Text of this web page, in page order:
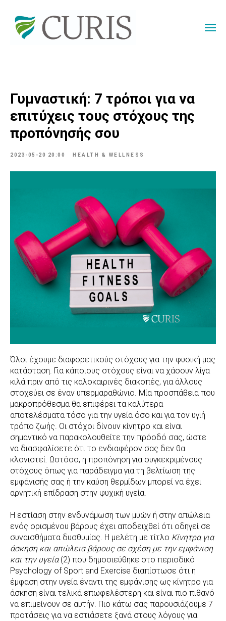
Γυμναστική: 7 τρόποι για να
επιτύχεις τους στόχους της
προπόνησής σου
2023-05-20 20:00 HEALTH & WELLNESS
Όλοι έχουμε διαφορετικούς στόχους για την φυσική μας
κατάσταση. Για κάποιους στόχους είναι να χάσουν λίγα
κιλά πριν από τις καλοκαιρινές διακοπές, για άλλους
στοχεύει σε έναν υπερμαραθώνιο. Μία προσπάθεια που
μακροπρόθεσμα θα επιφέρει τα καλύτερα
αποτελέσματα τόσο για την υγεία όσο και για τον υγιή
τρόπο ζωής. Οι στόχοι δίνουν κίνητρο και είναι
σημαντικό να παρακολουθείτε την πρόοδό σας, ώστε
να διασφαλίσετε ότι το ενδιαφέρον σας δεν θα
κλονιστεί. Ωστόσο, η προπόνηση για συγκεκριμένους
στόχους όπως για παράδειγμα για τη βελτίωση της
εμφάνισής σας ή την καύση θερμίδων μπορεί να έχει
αρνητική επίδραση στην ψυχική υγεία.
Η εστίαση στην ενδυνάμωση των μυών ή στην απώλεια
ενός ορισμένου βάρους έχει αποδειχθεί ότι οδηγεί σε
συναισθήματα δυσθυμίας. Η μελέτη με τίτλο Κίνητρα για
άσκηση και απώλεια βάρους σε σχέση με την εμφάνιση
και την υγεία(2) που δημοσιεύθηκε στο περιοδικό
Psychology of Sport and Exercise διαπίστωσε ότι η
έμφαση στην υγεία έναντι της εμφάνισης ως κίνητρο για
άσκηση είναι τελικά επωφελέστερη και είναι πιο πιθανό
να επιμείνουν σε αυτήν. Πιο κάτω σας παρουσιάζουμε 7
προτάσεις για να εστιάσετε ξανά στους λόγους για